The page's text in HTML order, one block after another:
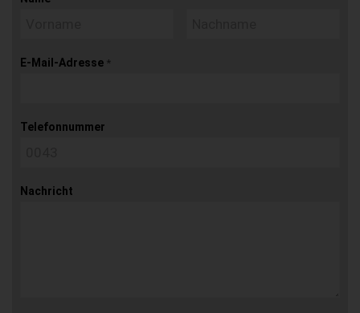
E-Mail-Adresse *
Telefonnummer
Nachricht